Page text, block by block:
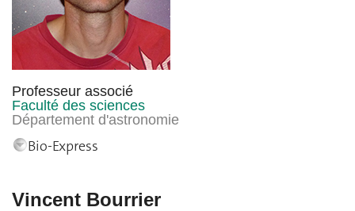
Professeur associé
Faculté des sciences
Département d'astronomie
Bio-Express
Vincent Bourrier